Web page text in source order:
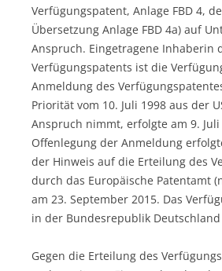
Verfügungspatent, Anlage FBD 4,
Übersetzung Anlage FBD 4a) auf
Anspruch. Eingetragene Inhaberin
Verfügungspatents ist die
Anmeldung des
Priorität vom 10. Juli 1998 aus der
Anspruch nimmt, erfolgte am 9. Juli
Offenlegung der Anmeldung
der Hinweis auf die Erteilung des
durch das Europäische Patentamt
am 23. September 2015. Das
in der Bundesrepublik
Gegen die Erteilung des